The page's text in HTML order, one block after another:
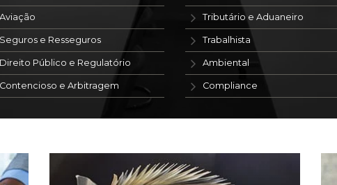
Aviação
Seguros e Resseguros
Direito Público e Regulatório
Contencioso e Arbitragem
Tributário e Aduaneiro
Trabalhista
Ambiental
Compliance